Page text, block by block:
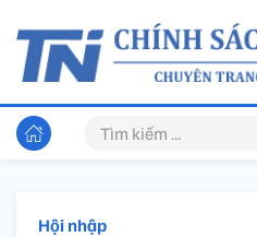
Hội nhập